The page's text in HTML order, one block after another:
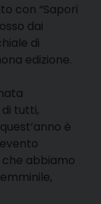
con “Sapori
dai
di
edizione.
tutti,
è
che abbiamo